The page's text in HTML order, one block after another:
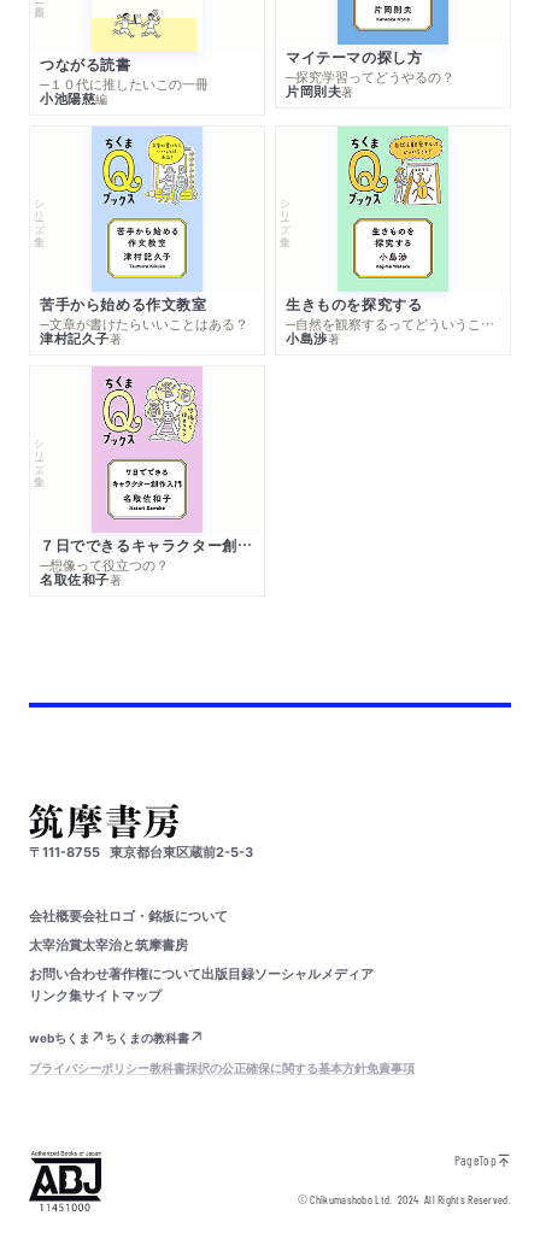
つながる読書
─１０代に推したいこの一冊
小池陽慈編
マイテーマの探し方
─探究学習ってどうやるの？
片岡則夫著
シリーズ・全集
苦手から始める作文教室
─文章が書けたらいいことはある？
津村記久子著
シリーズ・全集
生きものを探究する
─自然を観察するってどういうこと？
小島渉著
シリーズ・全集
７日でできるキャラクター創作入門
─想像って役立つの？
名取佐和子著
〒111-8755 東京都台東区蔵前2-5-3
会社概要会社ロゴ・銘板について
太宰治賞太宰治と筑摩書房
お問い合わせ著作権について出版目録ソーシャルメディア
リンク集サイトマップ
webちくま
ちくまの教科書
プライバシーポリシー教科書採択の公正確保に関する基本方針免責事項
PageTop
© Chikumashobo Ltd.2024 All Rights Reserved.